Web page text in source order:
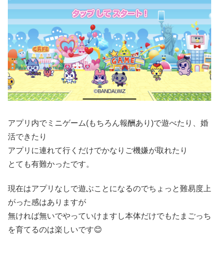
アプリ内でミニゲーム(もちろん報酬あり)で遊べたり、婚
活できたり
アプリに連れて行くだけでかなりご機嫌が取れたり
とても有難かったです。
現在はアプリなしで遊ぶことになるのでちょっと難易度上
がった感はありますが
無ければ無いでやっていけますし本体だけでもたまごっち
を育てるのは楽しいです😊